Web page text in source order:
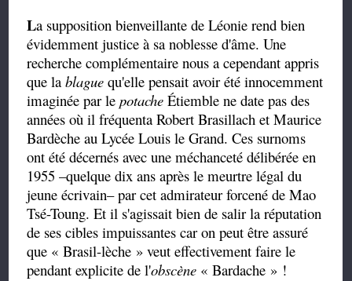
La supposition bienveillante de Léonie rend bien
évidemment justice à sa noblesse d'âme. Une
recherche complémentaire nous a cependant appris
que lablaguequ'elle pensait avoir été innocemment
imaginée par le potache Étiemble ne date pas des
années où il fréquenta Robert Brasillach et Maurice
Bardèche au Lycée Louis le Grand. Ces surnoms
ont été décernés avec une méchanceté délibérée en
1955 –quelque dix ans après le meurtre légal du
jeune écrivain– par cet admirateur forcené de Mao
Tsé-Toung. Et il s'agissait bien de salir la réputation
de ses cibles impuissantes car on peut être assuré
que « Brasil-lèche » veut effectivement faire le
pendant explicite de l'obscène « Bardache » !